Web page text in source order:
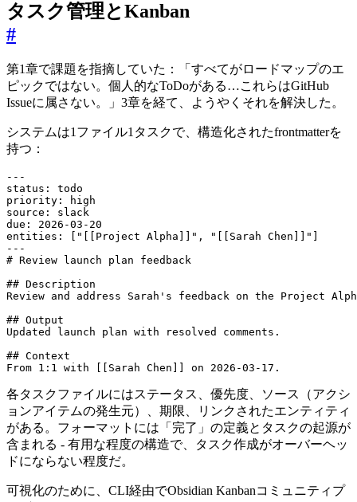
タスク管理とKanban
#
第1章で課題を指摘していた：「すべてがロードマップのエ
ピックではない。個人的なToDoがある…これらはGitHub
Issueに属さない。」3章を経て、ようやくそれを解決した。
システムは1ファイル1タスクで、構造化されたfrontmatterを
持つ：
---
status :
todo
priority :
high
source :
slack
due :
2026-03-20
entities : "[[Project Alpha]]" , "[[Sarah Chen]]"
---
# Review launch plan feedback
## Description
Review and address Sarah's feedback on the Project
## Output
Updated launch plan with resolved comments.
## Context
From 1:1 with [[Sarah Chen]] on 2026-03-17.
各タスクファイルにはステータス、優先度、ソース（アクシ
ョンアイテムの発生元）、期限、リンクされたエンティティ
がある。フォーマットには「完了」の定義とタスクの起源が
含まれる - 有用な程度の構造で、タスク作成がオーバーヘッ
ドにならない程度だ。
可視化のために、CLI経由でObsidian Kanbanコミュニティプ